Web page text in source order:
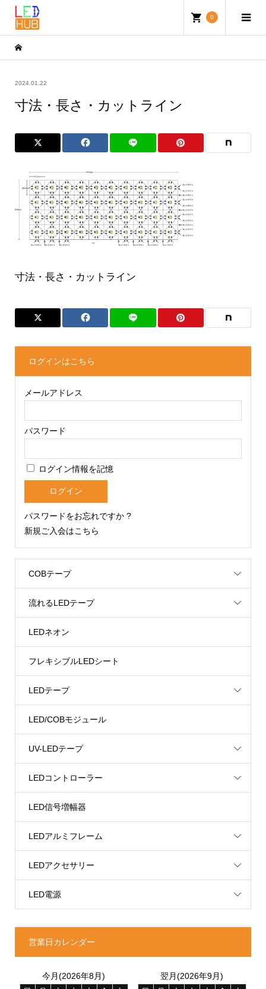
0
2024.01.22
寸法・長さ・カットライン
寸法・長さ・カットライン
ログインはこちら
メールアドレス
パスワード
ログイン情報を記憶
パスワードをお忘れですか ?
新規ご入会はこちら
COBテープ
流れるLEDテープ
LEDネオン
フレキシブルLEDシート
LEDテープ
LED/COBモジュール
UV-LEDテープ
LEDコントローラー
LED信号増幅器
LEDアルミフレーム
LEDアクセサリー
LED電源
営業日カレンダー
今月(2026年8月)
翌月(2026年9月)